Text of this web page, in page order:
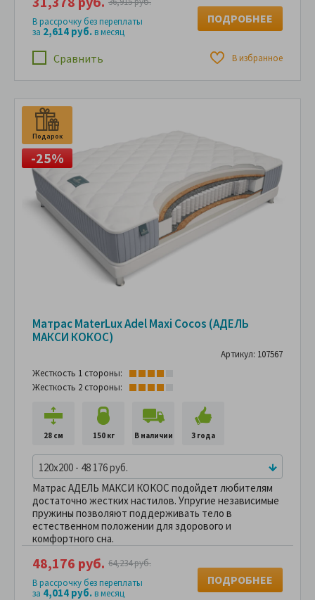
Сравнить В избранное
В рассрочку без переплаты
за 2,614 руб.в месяц
ПОДРОБНЕЕ
Подарок
-25%
Матрас MaterLux Adel Maxi Cocos (АДЕЛЬ
МАКСИ КОКОС)
Артикул: 107567
Жесткость 1 стороны:
Жесткость 2 стороны:
28 см 150 кг В наличии 3 года
120x200 - 48 176 руб.
Матрас АДЕЛЬ МАКСИ КОКОС подойдет любителям
достаточно жестких настилов. Упругие независимые
пружины позволяют поддерживать тело в
естественном положении для здорового и
комфортного сна.
48,176 руб. 64,234 руб.
В рассрочку без переплаты
за 4,014 руб.в месяц
ПОДРОБНЕЕ